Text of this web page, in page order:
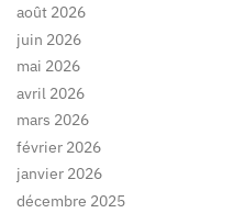
août 2026
juin 2026
mai 2026
avril 2026
mars 2026
février 2026
janvier 2026
décembre 2025